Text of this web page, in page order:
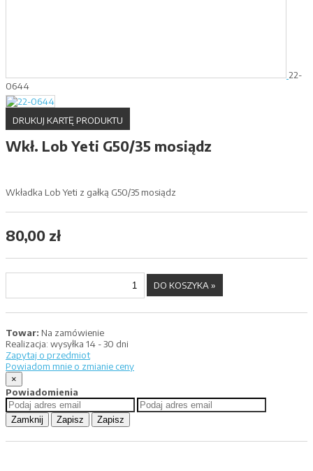
22-
0644
DRUKUJ KARTĘ PRODUKTU
Wkł. Lob Yeti G50/35 mosiądz
Wkładka Lob Yeti z gałką G50/35 mosiądz
80,00 zł
Towar: Na zamówienie
Realizacja: wysyłka 14 - 30 dni
Zapytaj o przedmiot
Powiadom mnie o zmianie ceny
×
Powiadomienia
Zamknij Zapisz Zapisz